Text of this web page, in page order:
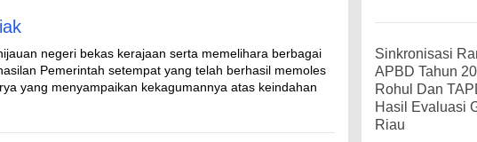
negeri bekas kerajaan serta memelihara berbagai
Pemerintah setempat yang telah berhasil memoles
yang menyampaikan kekagumannya atas keindahan
Sinkronisasi
APBD Tahun
Rohul Dan
Hasil Evaluasi
Riau